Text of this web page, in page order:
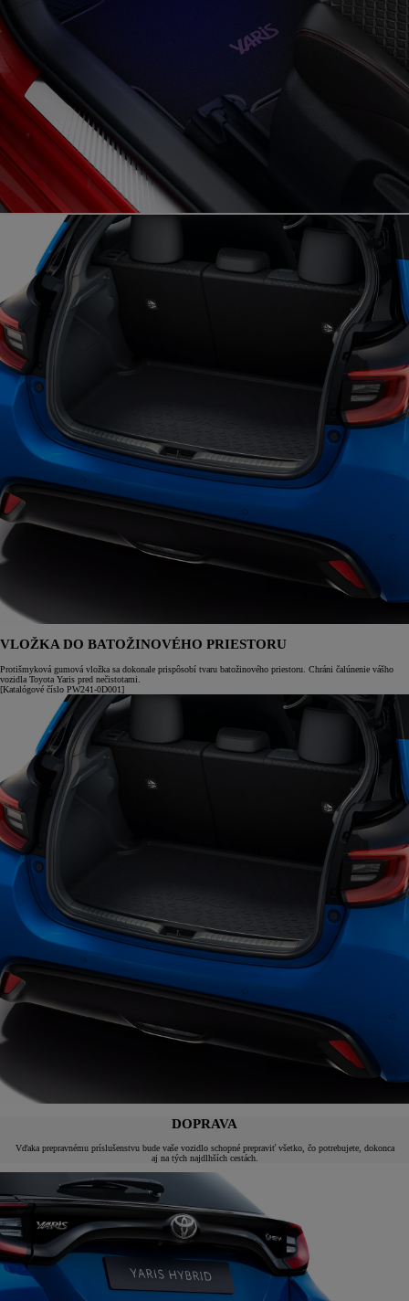
VLOŽKA DO BATOŽINOVÉHO PRIESTORU
Protišmyková gumová vložka sa dokonale prispôsobí tvaru batožinového priestoru. Chráni čalúnenie vášho
vozidla Toyota Yaris pred nečistotami.
[Katalógové číslo PW241-0D001]
DOPRAVA
Vďaka prepravnému príslušenstvu bude vaše vozidlo schopné prepraviť všetko, čo potrebujete, dokonca
aj na tých najdlhších cestách.